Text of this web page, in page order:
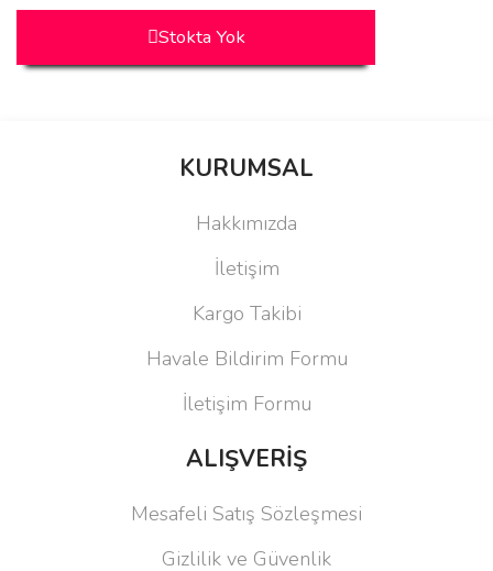
Stokta Yok
KURUMSAL
Hakkımızda
İletişim
Kargo Takibi
Havale Bildirim Formu
İletişim Formu
ALIŞVERİŞ
Mesafeli Satış Sözleşmesi
Gizlilik ve Güvenlik